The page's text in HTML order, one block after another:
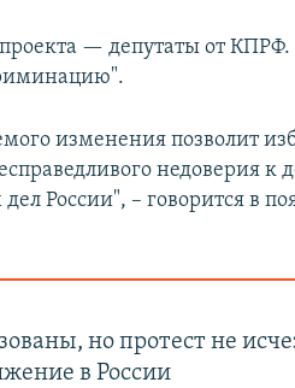
— депутаты от
изменения позволит
недоверия
России", – говорится в
но протест не
в России